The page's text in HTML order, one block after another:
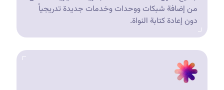
من إضافة شبكات ووحدات وخدمات جديدة تدريجياً
دون إعادة كتابة النواة.